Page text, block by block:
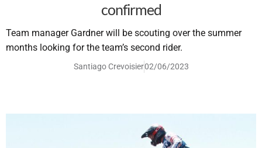
confirmed
Team manager Gardner will be scouting over the summer
months looking for the team’s second rider.
Santiago Crevoisier02/06/2023